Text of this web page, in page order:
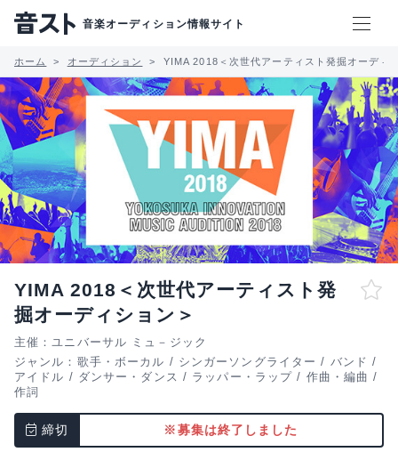
音楽オーディション情報サイト
ホーム オーディション YIMA 2018＜次世代アーティスト発掘オーディ
YIMA 2018＜次世代アーティスト発
掘オーディション＞
主催：ユニバーサル ミュ－ジック
ジャンル： 歌手・ボーカル / シンガーソングライター / バンド /
アイドル / ダンサー・ダンス / ラッパー・ラップ / 作曲・編曲 /
作詞
締切 ※募集は終了しました